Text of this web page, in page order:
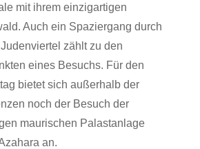
mit ihrem einzigartigen
Auch ein Spaziergang durch
zählt zu den
eines Besuchs. Für den
bietet sich außerhalb der
noch der Besuch der
maurischen Palastanlage
an.